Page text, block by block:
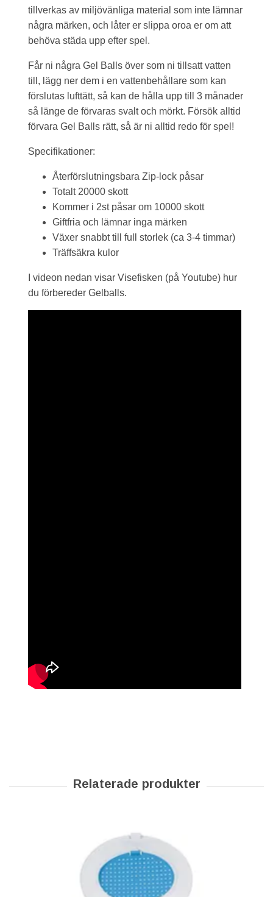
tillverkas av miljövänliga material som inte lämnar
några märken, och låter er slippa oroa er om att
behöva städa upp efter spel.
Får ni några Gel Balls över som ni tillsatt vatten
till, lägg ner dem i en vattenbehållare som kan
förslutas lufttätt, så kan de hålla upp till 3 månader
så länge de förvaras svalt och mörkt. Försök alltid
förvara Gel Balls rätt, så är ni alltid redo för spel!
Specifikationer:
Återförslutningsbara Zip-lock påsar
Totalt 20000 skott
Kommer i 2st påsar om 10000 skott
Giftfria och lämnar inga märken
Växer snabbt till full storlek (ca 3-4 timmar)
Träffsäkra kulor
I videon nedan visar Visefisken (på Youtube) hur
du förbereder Gelballs.